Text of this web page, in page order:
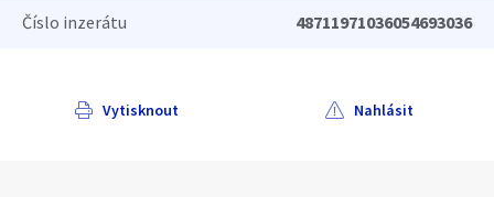
Číslo inzerátu 48711971036054693036
Vytisknout Nahlásit